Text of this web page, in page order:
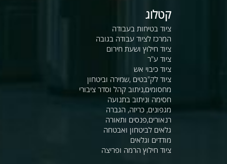
קטלוג
ציוד בטיחות בעבודה
המרכז לציוד עבודה בגובה
ציוד חילוץ ושעת חירום
ציוד ע"ר
ציוד כיבוי אש
ציוד לק"בטים ,שמירה וביטחון
מחסומים,ניתוב קהל וסדר ציבורי
חסימה וניתוב בתנועה
מגפונים, כריזה, הגברה
רנאורים,פנסים ותאורה
גלאים לביטחון ואבטחה
מודדים וגלאים
ציוד חילוץ הרמה ופריצה